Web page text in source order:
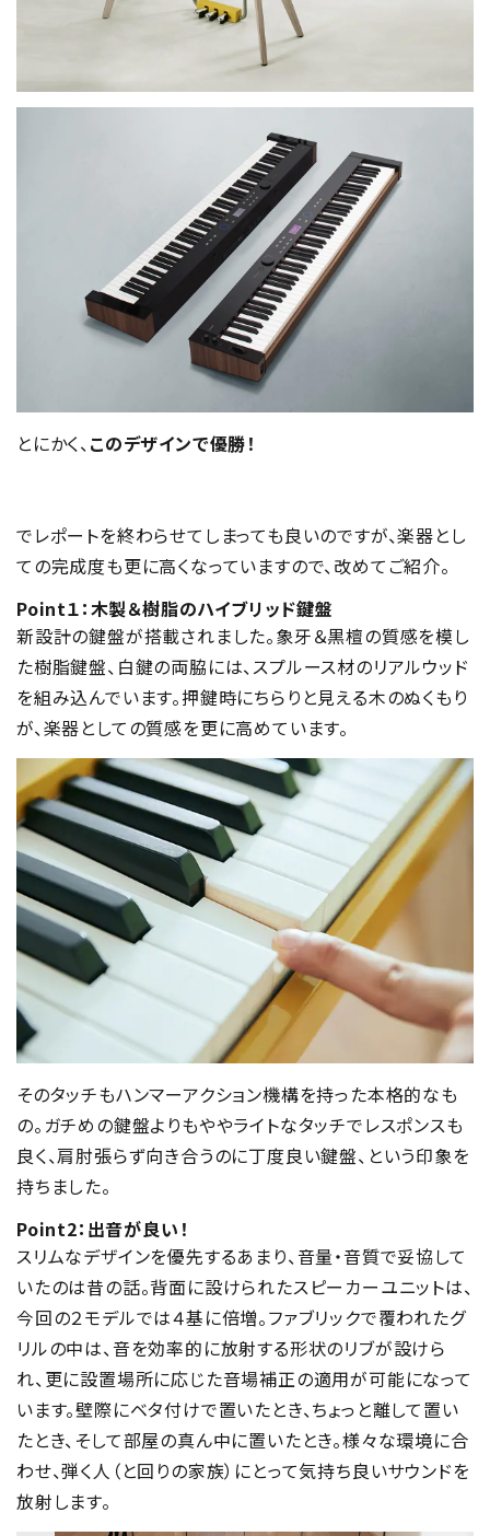
とにかく、このデザインで優勝！
でレポートを終わらせてしまっても良いのですが、楽器とし
ての完成度も更に高くなっていますので、改めてご紹介。
Point１：木製＆樹脂のハイブリッド鍵盤
新設計の鍵盤が搭載されました。象牙＆黒檀の質感を模し
た樹脂鍵盤、白鍵の両脇には、スプルース材のリアルウッド
を組み込んでいます。押鍵時にちらりと見える木のぬくもり
が、楽器としての質感を更に高めています。
そのタッチもハンマーアクション機構を持った本格的なも
の。ガチめの鍵盤よりもややライトなタッチでレスポンスも
良く、肩肘張らず向き合うのに丁度良い鍵盤、という印象を
持ちました。
Point2：出音が良い！
スリムなデザインを優先するあまり、音量・音質で妥協して
いたのは昔の話。背面に設けられたスピーカーユニットは、
今回の２モデルでは４基に倍増。ファブリックで覆われたグ
リルの中は、音を効率的に放射する形状のリブが設けら
れ、更に設置場所に応じた音場補正の適用が可能になって
います。壁際にベタ付けで置いたとき、ちょっと離して置い
たとき、そして部屋の真ん中に置いたとき。様々な環境に合
わせ、弾く人（と回りの家族）にとって気持ち良いサウンドを
放射します。